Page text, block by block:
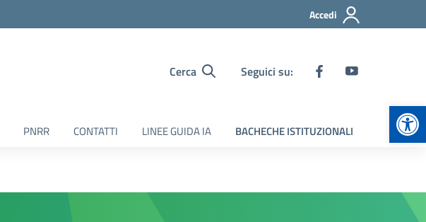
Accedi
Cerca Seguici su:
PNRR CONTATTI LINEE GUIDA IA BACHECHE ISTITUZIONALI